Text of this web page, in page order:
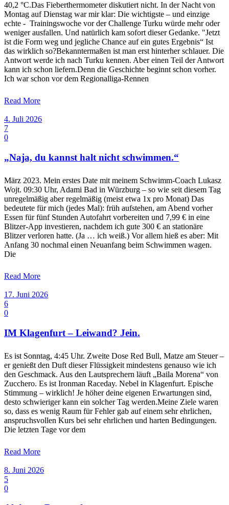
40,2 °C.Das Fieberthermometer diskutiert nicht. In der Nacht von
Montag auf Dienstag war mir klar: Die wichtigste – und einzige
echte - Trainingswoche vor der Challenge Turku würde mehr oder
weniger ausfallen. Und natürlich kam sofort dieser Gedanke. "Jetzt
ist die Form weg und jegliche Chance auf ein gutes Ergebnis“ Ist
das wirklich so?Bekanntermaßen ist man erst hinterher schlauer. Die
Antwort werde ich nach Turku kennen. Aber einen Teil der Antwort
kann ich schon liefern.Denn die Geschichte beginnt schon vorher.
Ich war schon vor dem Regionalliga-Rennen
Read More
4. Juli 2026
7
0
„Naja, du kannst halt nicht schwimmen.“
März 2023. Mein erstes Date mit meinem Schwimm-Coach Lukasz
Wojt. 09:30 Uhr, Adami Bad in Würzburg – so wie seit diesem Tag
unregelmäßig aber regelmäßig (meist etwa 1x pro Monat) Das
bedeutete für mich (jedes Mal): früh aufstehen, am Abend vorher
Essen für fünf Stunden Autofahrt vorbereiten und 7,99 € in eine
Blitzer-App investieren, nachdem ich gute 300 € an stationäre
Blitzer verloren hatte. (Ja … ich weiß.) Vor allem hieß es aber: Mit
Anfang 30 nochmal einen Neuanfang beim Schwimmen wagen.
Die
Read More
17. Juni 2026
6
0
IM Klagenfurt – Leiwand? Jein.
Es ist Sonntag, 4:45 Uhr. Zweite Dose Red Bull, Matze am Steuer –
er genießt den Duft dieser Flüssigkeit mindestens genauso wie ich
den Geschmack. Aus den Lautsprechern läuft „Baila Morena“ von
Zucchero. Es ist Ironman Raceday. Nebel in Klagenfurt. Epische
Stimmung – wirklich! Je höher deine eigenen Erwartungen sind,
desto schwieriger kann ein solcher Tag werden.Meine Ziele waren
so, dass es wenig Raum für Fehler gab auf einem sehr ehrlichen,
anspruchsvollen Kurs bei sehr ehrlichen und harten Bedingungen.
Die letzten Tage vor dem
Read More
8. Juni 2026
5
0